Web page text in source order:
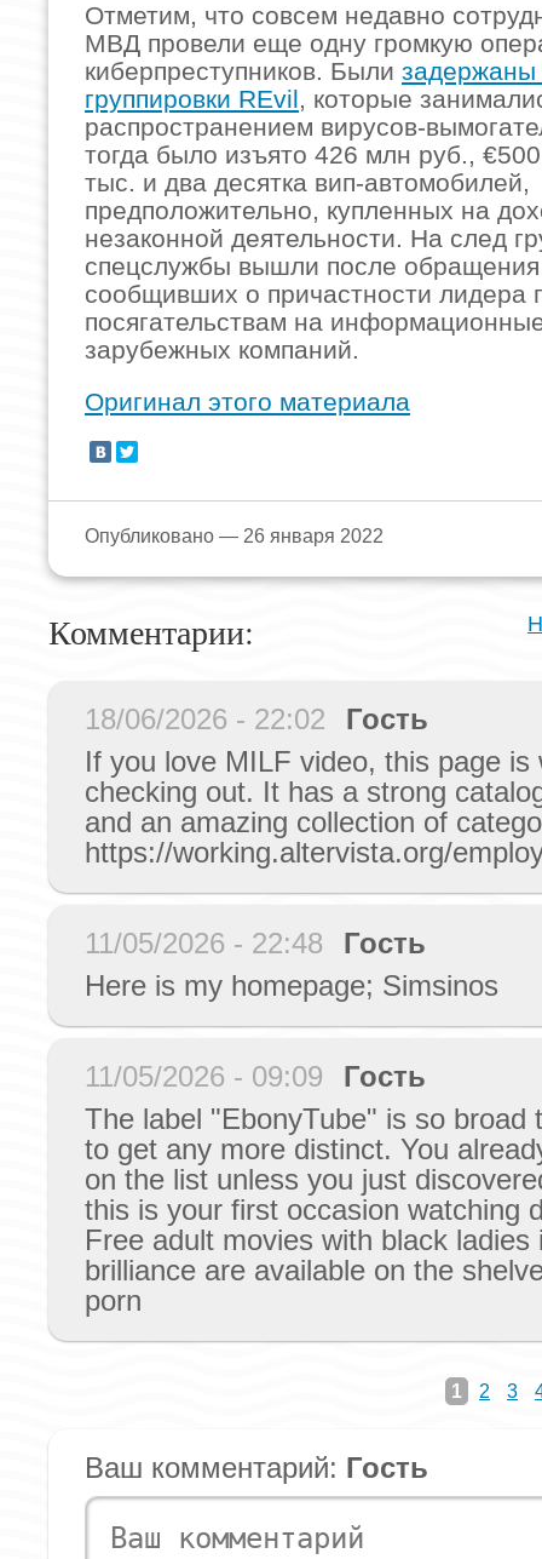
Отметим, что совсем недавно
МВД провели еще одну громкую
киберпреступников. Были задержаны
группировки REvil, которые
распространением вирусов-
тогда было изъято 426 млн руб.,
тыс. и два десятка вип-автомобилей,
предположительно, купленных на
незаконной деятельности. На след
спецслужбы вышли после
сообщивших о причастности лидера
посягательствам на
зарубежных компаний.
Оригинал этого материала
Опубликовано — 26 января 2022
Комментарии:
18/06/2026 - 22:02
Гость
If you love MILF video, this page is
checking out. It has a strong
and an amazing collection of
https://working.altervista.org/
11/05/2026 - 22:48
Гость
Here is my homepage; Simsinos
11/05/2026 - 09:09
Гость
The label "EbonyTube" is so broad
to get any more distinct. You
on the list unless you just
this is your first occasion watching
Free adult movies with black ladies
brilliance are available on the
porn
1 2 3
Ваш комментарий: Гость